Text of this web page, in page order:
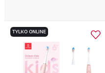
TYLKO ONLINE